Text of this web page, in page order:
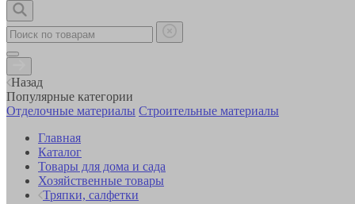
Назад
Популярные категории
Отделочные материалы Строительные материалы
Главная
Каталог
Товары для дома и сада
Хозяйственные товары
Тряпки, салфетки